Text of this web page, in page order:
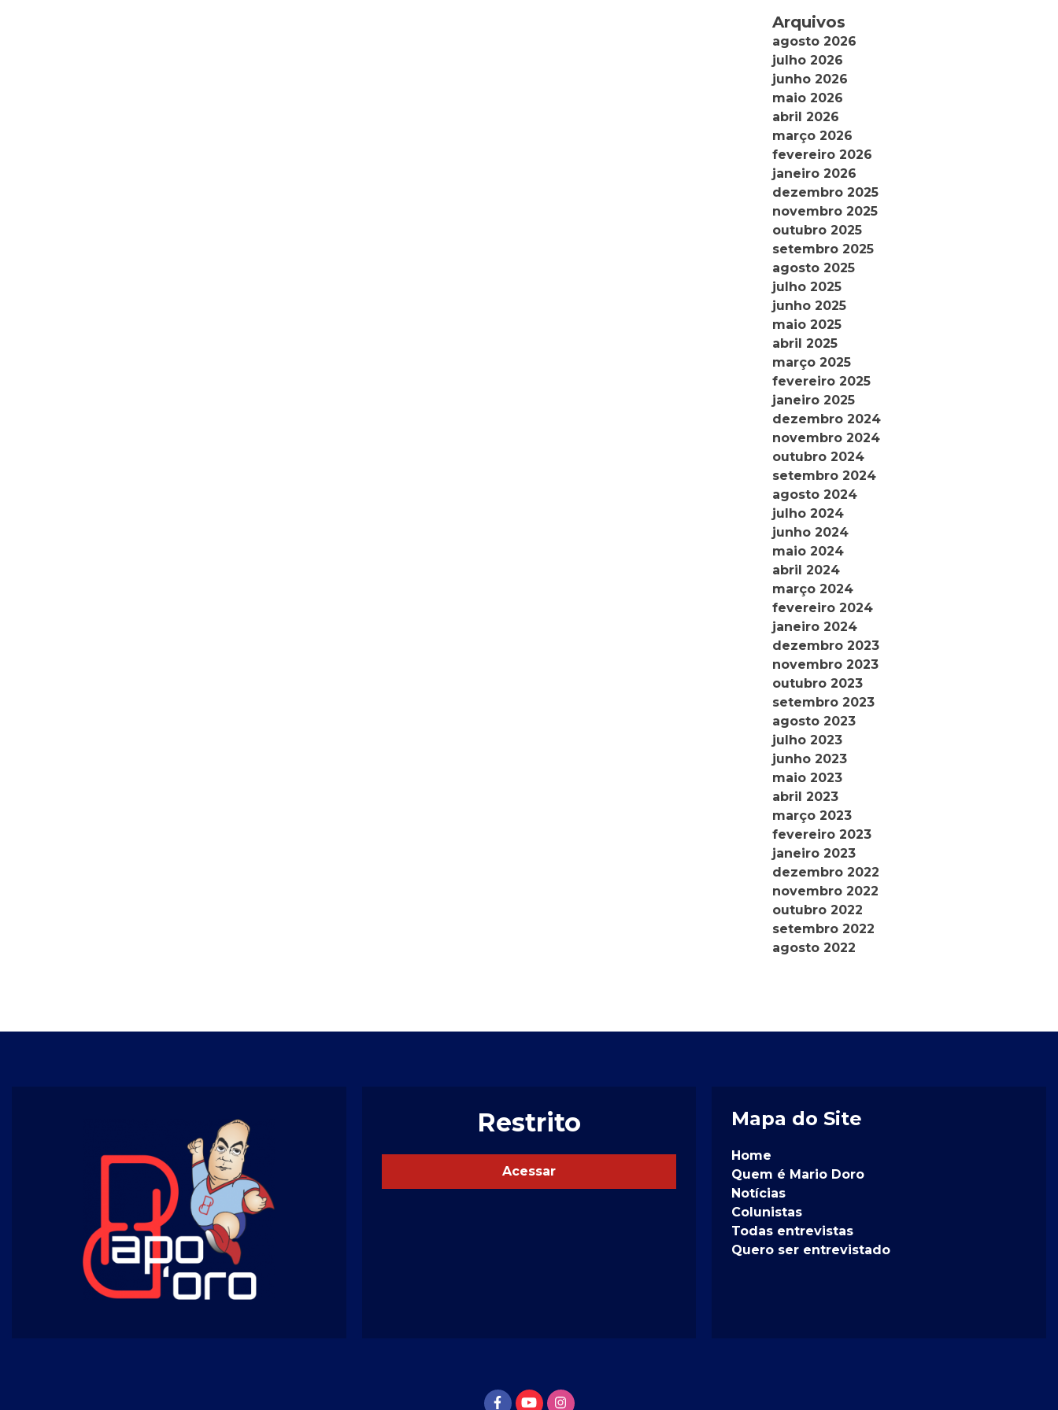
Arquivos
agosto 2026
julho 2026
junho 2026
maio 2026
abril 2026
março 2026
fevereiro 2026
janeiro 2026
dezembro 2025
novembro 2025
outubro 2025
setembro 2025
agosto 2025
julho 2025
junho 2025
maio 2025
abril 2025
março 2025
fevereiro 2025
janeiro 2025
dezembro 2024
novembro 2024
outubro 2024
setembro 2024
agosto 2024
julho 2024
junho 2024
maio 2024
abril 2024
março 2024
fevereiro 2024
janeiro 2024
dezembro 2023
novembro 2023
outubro 2023
setembro 2023
agosto 2023
julho 2023
junho 2023
maio 2023
abril 2023
março 2023
fevereiro 2023
janeiro 2023
dezembro 2022
novembro 2022
outubro 2022
setembro 2022
agosto 2022
Restrito
Acessar
Mapa do Site
Home
Quem é Mario Doro
Notícias
Colunistas
Todas entrevistas
Quero ser entrevistado